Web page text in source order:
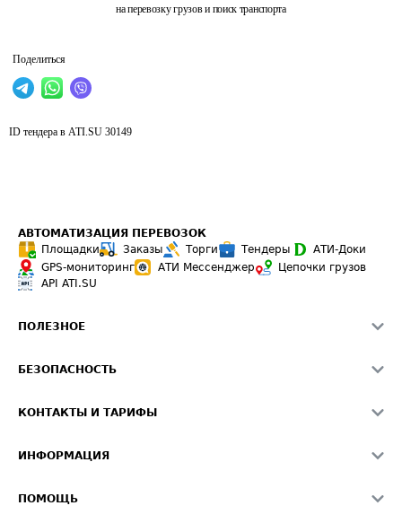
на перевозку грузов и поиск транспорта
Поделиться
ID тендера в ATI.SU 30149
АВТОМАТИЗАЦИЯ ПЕРЕВОЗОК
Площадки
Заказы Торги Тендеры
АТИ-Доки
GPS-мониторинг
АТИ Мессенджер
Цепочки грузов
API ATI.SU
ПОЛЕЗНОЕ
Звезды ATI.SU на вашем сайте
Средние ставки
БЕЗОПАСНОСТЬ
Светофор+
О формировании Паспорта
КОНТАКТЫ И ТАРИФЫ
Реклама на сайте
ИНФОРМАЦИЯ
ПОМОЩЬ